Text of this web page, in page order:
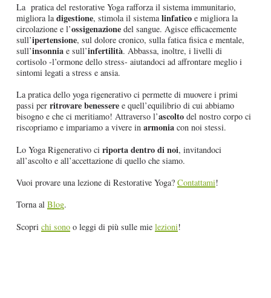
La pratica del restorative Yoga rafforza il sistema immunitario,
migliora ladigestione, stimola il sistemalinfatico e migliora la
circolazione e l’ossigenazione del sangue. Agisce efficacemente
sull’ipertensione, sul dolore cronico, sulla fatica fisica e mentale,
sull’insonnia e sull’infertilità. Abbassa, inoltre, i livelli di
cortisolo -l’ormone dello stress- aiutandoci ad affrontare meglio i
sintomi legati a stress e ansia.
La pratica dello yoga rigenerativo ci permette di muovere i primi
passi perritrovare benessere e quell’equilibrio di cui abbiamo
bisogno e che ci meritiamo! Attraverso l’ascolto del nostro corpo ci
riscopriamo e impariamo a vivere inarmonia con noi stessi.
Lo Yoga Rigenerativo ciriporta dentro di noi, invitandoci
all’ascolto e all’accettazione di quello che siamo.
Vuoi provare una lezione di Restorative Yoga?Contattami!
Torna alBlog.
Scoprichi sono o leggi di più sulle mielezioni!